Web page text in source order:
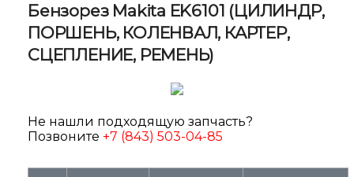
Бензорез Makita EK6101 (ЦИЛИНДР,
ПОРШЕНЬ, КОЛЕНВАЛ, КАРТЕР,
СЦЕПЛЕНИЕ, РЕМЕНЬ)
Не нашли подходящую запчасть?
Позвоните +7 (843) 503-04-85